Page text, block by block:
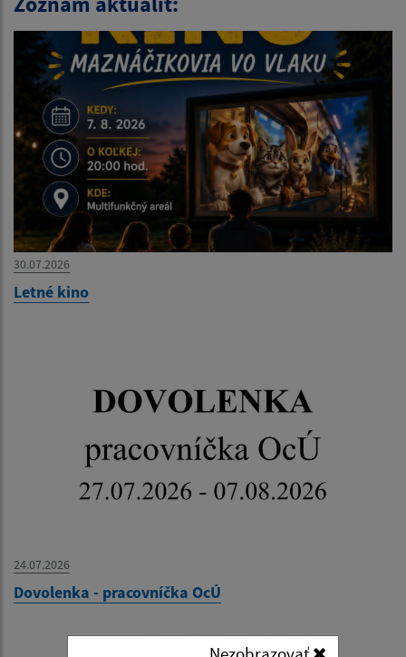
30.07.2026
Letné kino
24.07.2026
Dovolenka - pracovníčka OcÚ